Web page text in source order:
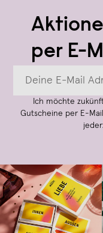
per E-
Ich möchte
Gutscheine per E-